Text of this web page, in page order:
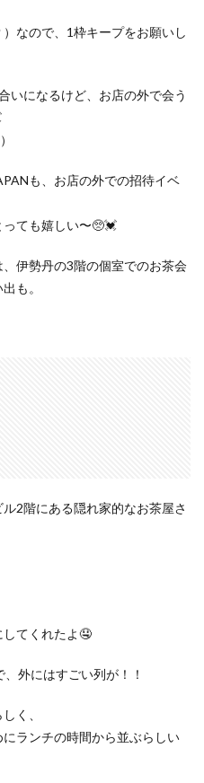
なので、1枠キープをお願いし
いになるけど、お店の外で会う
も、お店の外での招待イベ
ても嬉しい〜🥺💓
伊勢丹の3階の個室でのお茶会
も。
2階にある隠れ家的なお茶屋さ
てくれたよ🤤
外にはすごい列が！！
く、
ランチの時間から並ぶらしい